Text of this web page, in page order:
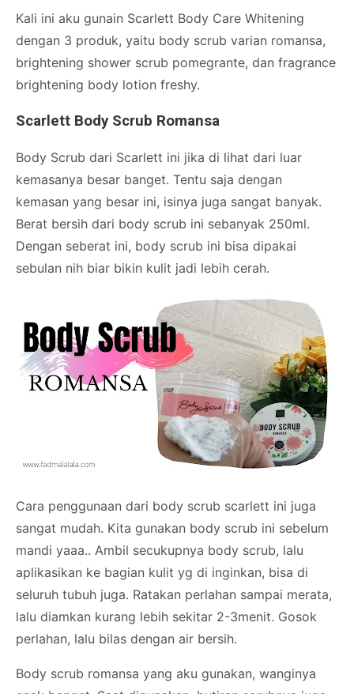
Kali ini aku gunain Scarlett Body Care Whitening
dengan 3 produk, yaitu body scrub varian romansa,
brightening shower scrub pomegrante, dan fragrance
brightening body lotion freshy.
Scarlett Body Scrub Romansa
Body Scrub dari Scarlett ini jika di lihat dari luar
kemasanya besar banget. Tentu saja dengan
kemasan yang besar ini, isinya juga sangat banyak.
Berat bersih dari body scrub ini sebanyak 250ml.
Dengan seberat ini, body scrub ini bisa dipakai
sebulan nih biar bikin kulit jadi lebih cerah.
Cara penggunaan dari body scrub scarlett ini juga
sangat mudah. Kita gunakan body scrub ini sebelum
mandi yaaa.. Ambil secukupnya body scrub, lalu
aplikasikan ke bagian kulit yg di inginkan, bisa di
seluruh tubuh juga. Ratakan perlahan sampai merata,
lalu diamkan kurang lebih sekitar 2-3menit. Gosok
perlahan, lalu bilas dengan air bersih.
Body scrub romansa yang aku gunakan, wanginya